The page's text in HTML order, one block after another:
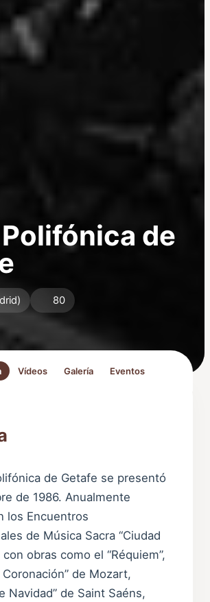
de
80
Vídeos Galería Eventos
de Getafe se presentó
de 1986. Anualmente
los Encuentros
de Música Sacra “Ciudad
con obras como el “Réquiem”,
Coronación” de Mozart,
Navidad” de Saint Saéns,